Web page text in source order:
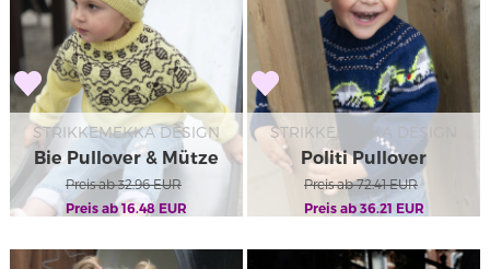
STRIKKEMEKKA DESIGN
Bie Pullover & Mütze
Preis ab 32.96EUR
Preis ab 16.48EUR
STRIKKEMEKKA DESIGN
Politi Pullover
Preis ab 72.41EUR
Preis ab 36.21 EUR